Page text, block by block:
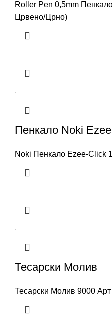
Roller Pen 0,5mm
Црвено/Црно)
Пенкало Noki
Noki Пенкало Ezee-Click
Тесарски Молив
Тесарски Молив 9000 Арт